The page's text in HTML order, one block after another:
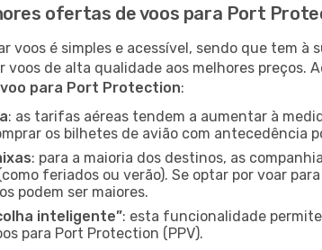
ofertas de voos para Port
voos é simples e acessível, sendo que tem
voos de alta qualidade aos melhores preços.
para Port Protection:
: as tarifas aéreas tendem a aumentar à
os bilhetes de avião com antecedência
: para a maioria dos destinos, as
feriados ou verão). Se optar por voar
podem ser maiores.
inteligente”: esta funcionalidade
para Port Protection (PPV).